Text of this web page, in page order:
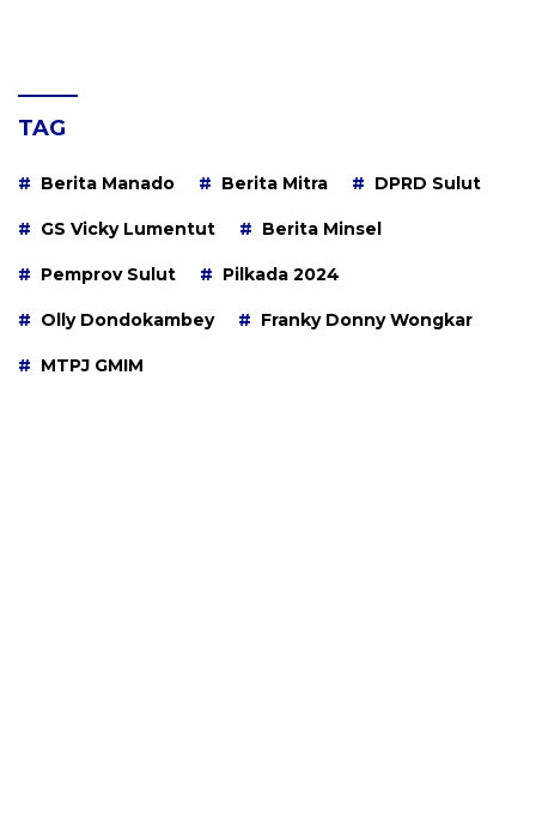
TAG
Berita Manado Berita Mitra DPRD Sulut
GS Vicky Lumentut Berita Minsel
Pemprov Sulut Pilkada 2024
Olly Dondokambey Franky Donny Wongkar
MTPJ GMIM